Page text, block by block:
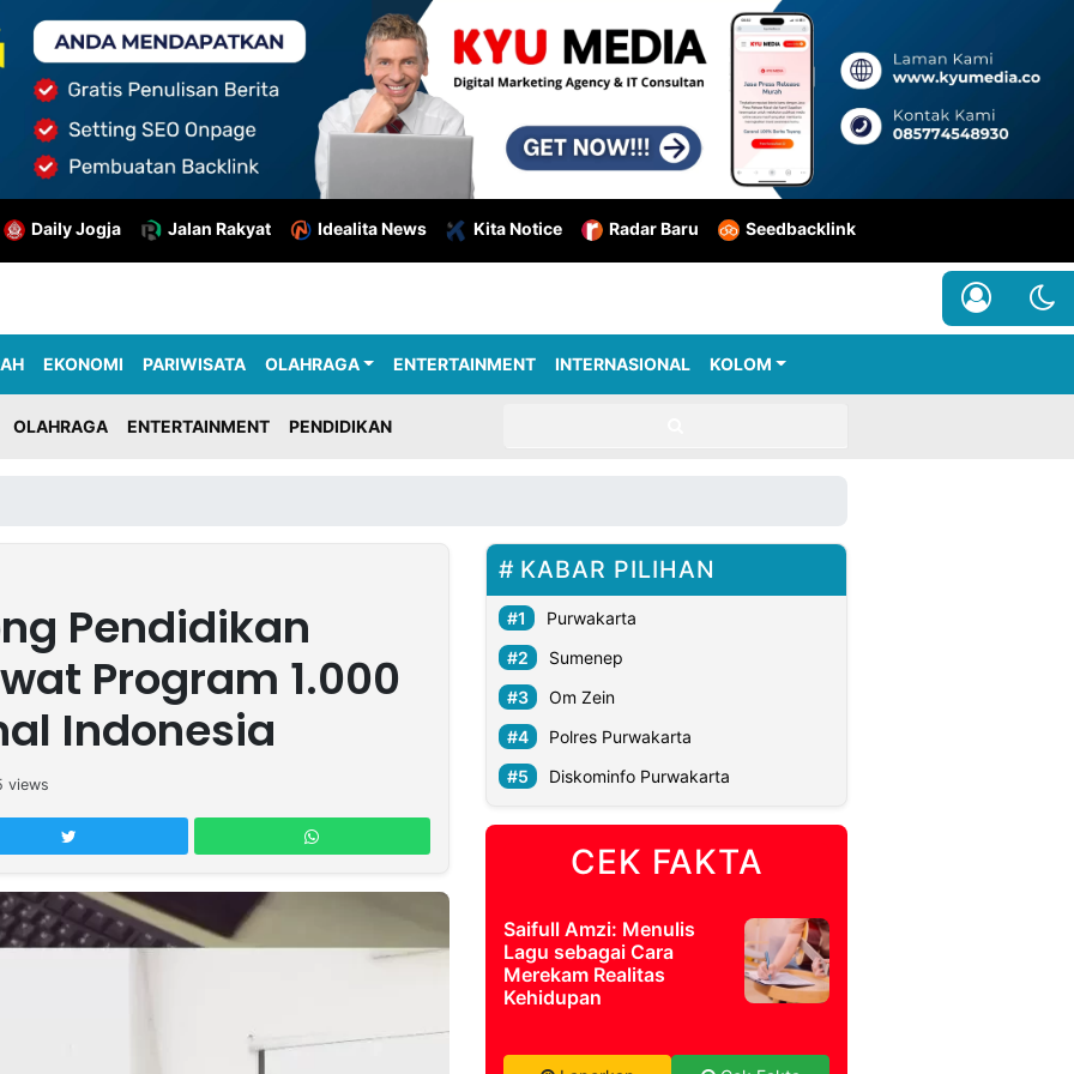
Daily Jogja Jalan Rakyat Idealita News Kita Notice Radar Baru Seedbacklink
EKONOMI PARIWISATA OLAHRAGA ENTERTAINMENT INTERNASIONAL KOLOM
OLAHRAGA ENTERTAINMENT PENDIDIKAN
Pendidikan
Program 1.000
Indonesia
views
KABAR PILIHAN
Purwakarta
Sumenep
Om Zein
Polres Purwakarta
Diskominfo Purwakarta
CEK FAKTA
Saifull Amzi: Menulis
Lagu sebagai Cara
Merekam Realitas
Kehidupan